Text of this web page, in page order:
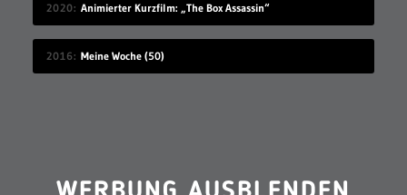
2020 Animierter Kurzfilm: „The Box Assassin“
2016 Meine Woche (50)